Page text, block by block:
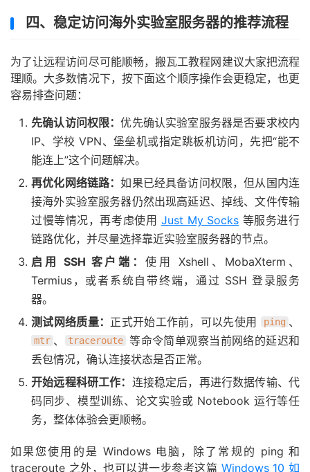
四、稳定访问海外实验室服务器的推荐流程
为了让远程访问尽可能顺畅，搬瓦工教程网建议大家把流程
理顺。大多数情况下，按下面这个顺序操作会更稳定，也更
容易排查问题：
先确认访问权限：优先确认实验室服务器是否要求校内
IP、学校 VPN、堡垒机或指定跳板机访问，先把“能不
能连上”这个问题解决。
再优化网络链路：如果已经具备访问权限，但从国内连
接海外实验室服务器仍然出现高延迟、掉线、文件传输
过慢等情况，再考虑使用 Just My Socks 等服务进行
链路优化，并尽量选择靠近实验室服务器的节点。
启用 SSH 客户端：使用 Xshell、MobaXterm、
Termius，或者系统自带终端，通过 SSH 登录服务
器。
测试网络质量： 正式开始工作前，可以先使用 ping 、
mtr 、 traceroute 等命令简单观察当前网络的延迟和
丢包情况，确认连接状态是否正常。
开始远程科研工作： 连接稳定后，再进行数据传输、代
码同步、模型训练、论文实验或 Notebook 运行等任
务，整体体验会更顺畅。
如果您使用的是 Windows 电脑，除了常规的 ping 和
traceroute 之外，也可以进一步参考这篇 Windows 10 如